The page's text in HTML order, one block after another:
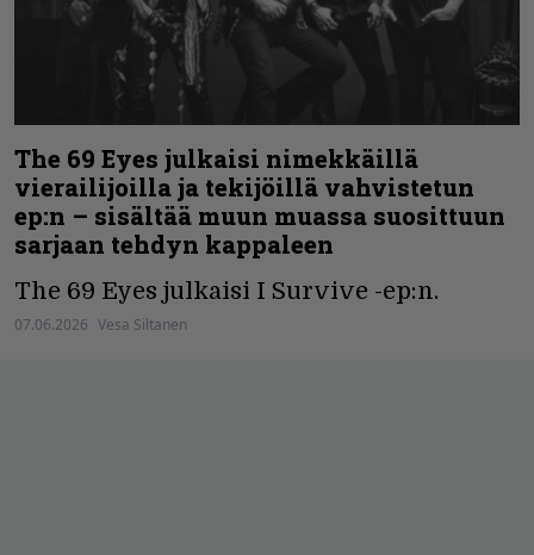
The 69 Eyes julkaisi nimekkäillä
vierailijoilla ja tekijöillä vahvistetun
ep:n – sisältää muun muassa suosittuun
sarjaan tehdyn kappaleen
The 69 Eyes julkaisi I Survive -ep:n.
07.06.2026 Vesa Siltanen